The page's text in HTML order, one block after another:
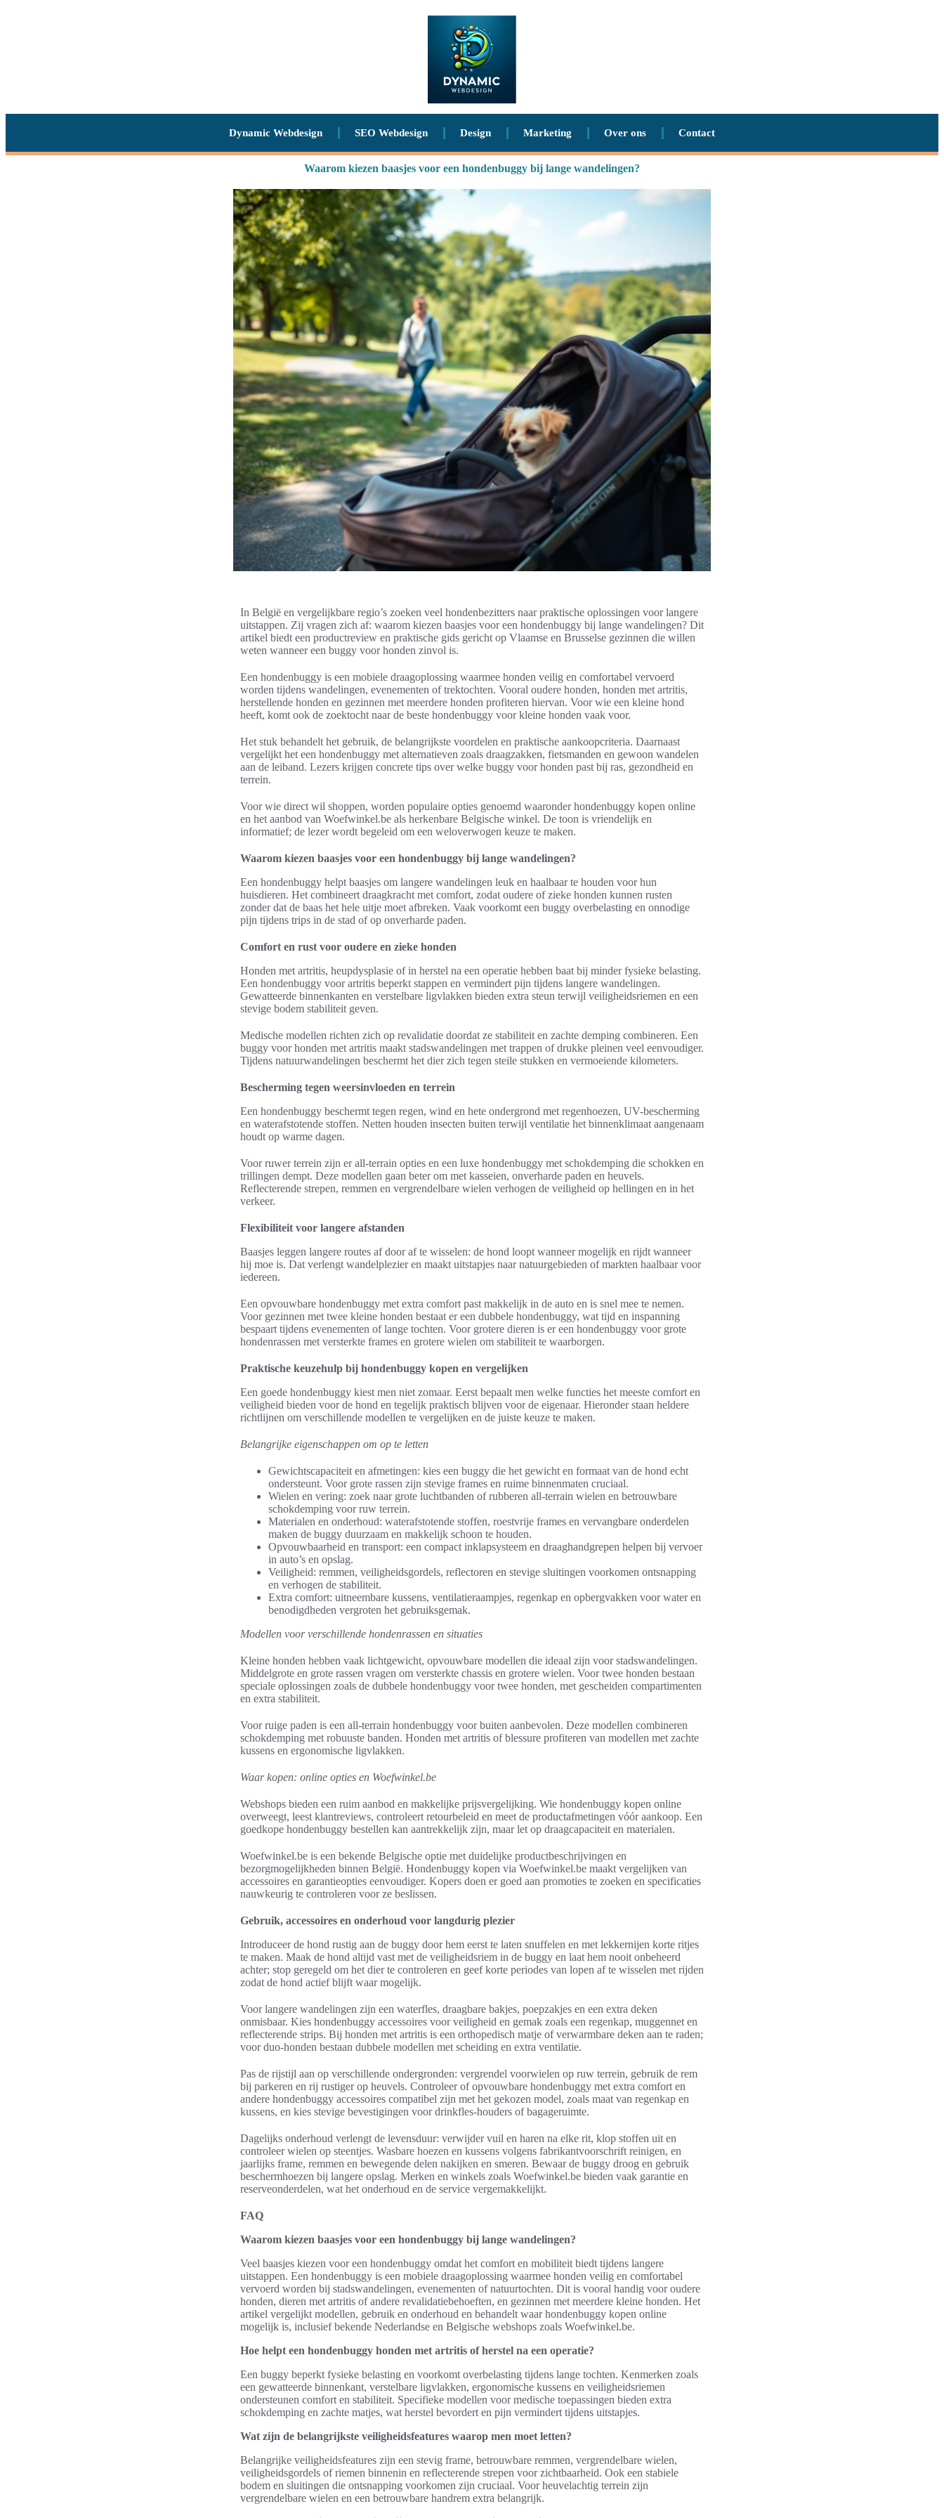
Dynamic Webdesign SEO Webdesign Design Marketing Over ons Contact
Waarom kiezen baasjes voor een hondenbuggy bij lange wandelingen?
In België en vergelijkbare regio’s zoeken veel hondenbezitters naar praktische oplossingen voor langere
uitstappen. Zij vragen zich af: waarom kiezen baasjes voor een hondenbuggy bij lange wandelingen? Dit
artikel biedt een productreview en praktische gids gericht op Vlaamse en Brusselse gezinnen die willen
weten wanneer een buggy voor honden zinvol is.
Een hondenbuggy is een mobiele draagoplossing waarmee honden veilig en comfortabel vervoerd
worden tijdens wandelingen, evenementen of trektochten. Vooral oudere honden, honden met artritis,
herstellende honden en gezinnen met meerdere honden profiteren hiervan. Voor wie een kleine hond
heeft, komt ook de zoektocht naar de beste hondenbuggy voor kleine honden vaak voor.
Het stuk behandelt het gebruik, de belangrijkste voordelen en praktische aankoopcriteria. Daarnaast
vergelijkt het een hondenbuggy met alternatieven zoals draagzakken, fietsmanden en gewoon wandelen
aan de leiband. Lezers krijgen concrete tips over welke buggy voor honden past bij ras, gezondheid en
terrein.
Voor wie direct wil shoppen, worden populaire opties genoemd waaronder hondenbuggy kopen online
en het aanbod van Woefwinkel.be als herkenbare Belgische winkel. De toon is vriendelijk en
informatief; de lezer wordt begeleid om een weloverwogen keuze te maken.
Waarom kiezen baasjes voor een hondenbuggy bij lange wandelingen?
Een hondenbuggy helpt baasjes om langere wandelingen leuk en haalbaar te houden voor hun
huisdieren. Het combineert draagkracht met comfort, zodat oudere of zieke honden kunnen rusten
zonder dat de baas het hele uitje moet afbreken. Vaak voorkomt een buggy overbelasting en onnodige
pijn tijdens trips in de stad of op onverharde paden.
Comfort en rust voor oudere en zieke honden
Honden met artritis, heupdysplasie of in herstel na een operatie hebben baat bij minder fysieke belasting.
Een hondenbuggy voor artritis beperkt stappen en vermindert pijn tijdens langere wandelingen.
Gewatteerde binnenkanten en verstelbare ligvlakken bieden extra steun terwijl veiligheidsriemen en een
stevige bodem stabiliteit geven.
Medische modellen richten zich op revalidatie doordat ze stabiliteit en zachte demping combineren. Een
buggy voor honden met artritis maakt stadswandelingen met trappen of drukke pleinen veel eenvoudiger.
Tijdens natuurwandelingen beschermt het dier zich tegen steile stukken en vermoeiende kilometers.
Bescherming tegen weersinvloeden en terrein
Een hondenbuggy beschermt tegen regen, wind en hete ondergrond met regenhoezen, UV-bescherming
en waterafstotende stoffen. Netten houden insecten buiten terwijl ventilatie het binnenklimaat aangenaam
houdt op warme dagen.
Voor ruwer terrein zijn er all-terrain opties en een luxe hondenbuggy met schokdemping die schokken en
trillingen dempt. Deze modellen gaan beter om met kasseien, onverharde paden en heuvels.
Reflecterende strepen, remmen en vergrendelbare wielen verhogen de veiligheid op hellingen en in het
verkeer.
Flexibiliteit voor langere afstanden
Baasjes leggen langere routes af door af te wisselen: de hond loopt wanneer mogelijk en rijdt wanneer
hij moe is. Dat verlengt wandelplezier en maakt uitstapjes naar natuurgebieden of markten haalbaar voor
iedereen.
Een opvouwbare hondenbuggy met extra comfort past makkelijk in de auto en is snel mee te nemen.
Voor gezinnen met twee kleine honden bestaat er een dubbele hondenbuggy, wat tijd en inspanning
bespaart tijdens evenementen of lange tochten. Voor grotere dieren is er een hondenbuggy voor grote
hondenrassen met versterkte frames en grotere wielen om stabiliteit te waarborgen.
Praktische keuzehulp bij hondenbuggy kopen en vergelijken
Een goede hondenbuggy kiest men niet zomaar. Eerst bepaalt men welke functies het meeste comfort en
veiligheid bieden voor de hond en tegelijk praktisch blijven voor de eigenaar. Hieronder staan heldere
richtlijnen om verschillende modellen te vergelijken en de juiste keuze te maken.
Belangrijke eigenschappen om op te letten
Gewichtscapaciteit en afmetingen: kies een buggy die het gewicht en formaat van de hond echt
ondersteunt. Voor grote rassen zijn stevige frames en ruime binnenmaten cruciaal.
Wielen en vering: zoek naar grote luchtbanden of rubberen all-terrain wielen en betrouwbare
schokdemping voor ruw terrein.
Materialen en onderhoud: waterafstotende stoffen, roestvrije frames en vervangbare onderdelen
maken de buggy duurzaam en makkelijk schoon te houden.
Opvouwbaarheid en transport: een compact inklapsysteem en draaghandgrepen helpen bij vervoer
in auto’s en opslag.
Veiligheid: remmen, veiligheidsgordels, reflectoren en stevige sluitingen voorkomen ontsnapping
en verhogen de stabiliteit.
Extra comfort: uitneembare kussens, ventilatieraampjes, regenkap en opbergvakken voor water en
benodigdheden vergroten het gebruiksgemak.
Modellen voor verschillende hondenrassen en situaties
Kleine honden hebben vaak lichtgewicht, opvouwbare modellen die ideaal zijn voor stadswandelingen.
Middelgrote en grote rassen vragen om versterkte chassis en grotere wielen. Voor twee honden bestaan
speciale oplossingen zoals de dubbele hondenbuggy voor twee honden, met gescheiden compartimenten
en extra stabiliteit.
Voor ruige paden is een all-terrain hondenbuggy voor buiten aanbevolen. Deze modellen combineren
schokdemping met robuuste banden. Honden met artritis of blessure profiteren van modellen met zachte
kussens en ergonomische ligvlakken.
Waar kopen: online opties en Woefwinkel.be
Webshops bieden een ruim aanbod en makkelijke prijsvergelijking. Wie hondenbuggy kopen online
overweegt, leest klantreviews, controleert retourbeleid en meet de productafmetingen vóór aankoop. Een
goedkope hondenbuggy bestellen kan aantrekkelijk zijn, maar let op draagcapaciteit en materialen.
Woefwinkel.be is een bekende Belgische optie met duidelijke productbeschrijvingen en
bezorgmogelijkheden binnen België. Hondenbuggy kopen via Woefwinkel.be maakt vergelijken van
accessoires en garantieopties eenvoudiger. Kopers doen er goed aan promoties te zoeken en specificaties
nauwkeurig te controleren voor ze beslissen.
Gebruik, accessoires en onderhoud voor langdurig plezier
Introduceer de hond rustig aan de buggy door hem eerst te laten snuffelen en met lekkernijen korte ritjes
te maken. Maak de hond altijd vast met de veiligheidsriem in de buggy en laat hem nooit onbeheerd
achter; stop geregeld om het dier te controleren en geef korte periodes van lopen af te wisselen met rijden
zodat de hond actief blijft waar mogelijk.
Voor langere wandelingen zijn een waterfles, draagbare bakjes, poepzakjes en een extra deken
onmisbaar. Kies hondenbuggy accessoires voor veiligheid en gemak zoals een regenkap, muggennet en
reflecterende strips. Bij honden met artritis is een orthopedisch matje of verwarmbare deken aan te raden;
voor duo-honden bestaan dubbele modellen met scheiding en extra ventilatie.
Pas de rijstijl aan op verschillende ondergronden: vergrendel voorwielen op ruw terrein, gebruik de rem
bij parkeren en rij rustiger op heuvels. Controleer of opvouwbare hondenbuggy met extra comfort en
andere hondenbuggy accessoires compatibel zijn met het gekozen model, zoals maat van regenkap en
kussens, en kies stevige bevestigingen voor drinkfles-houders of bagageruimte.
Dagelijks onderhoud verlengt de levensduur: verwijder vuil en haren na elke rit, klop stoffen uit en
controleer wielen op steentjes. Wasbare hoezen en kussens volgens fabrikantvoorschrift reinigen, en
jaarlijks frame, remmen en bewegende delen nakijken en smeren. Bewaar de buggy droog en gebruik
beschermhoezen bij langere opslag. Merken en winkels zoals Woefwinkel.be bieden vaak garantie en
reserveonderdelen, wat het onderhoud en de service vergemakkelijkt.
FAQ
Waarom kiezen baasjes voor een hondenbuggy bij lange wandelingen?
Veel baasjes kiezen voor een hondenbuggy omdat het comfort en mobiliteit biedt tijdens langere
uitstappen. Een hondenbuggy is een mobiele draagoplossing waarmee honden veilig en comfortabel
vervoerd worden bij stadswandelingen, evenementen of natuurtochten. Dit is vooral handig voor oudere
honden, dieren met artritis of andere revalidatiebehoeften, en gezinnen met meerdere kleine honden. Het
artikel vergelijkt modellen, gebruik en onderhoud en behandelt waar hondenbuggy kopen online
mogelijk is, inclusief bekende Nederlandse en Belgische webshops zoals Woefwinkel.be.
Hoe helpt een hondenbuggy honden met artritis of herstel na een operatie?
Een buggy beperkt fysieke belasting en voorkomt overbelasting tijdens lange tochten. Kenmerken zoals
een gewatteerde binnenkant, verstelbare ligvlakken, ergonomische kussens en veiligheidsriemen
ondersteunen comfort en stabiliteit. Specifieke modellen voor medische toepassingen bieden extra
schokdemping en zachte matjes, wat herstel bevordert en pijn vermindert tijdens uitstapjes.
Wat zijn de belangrijkste veiligheidsfeatures waarop men moet letten?
Belangrijke veiligheidsfeatures zijn een stevig frame, betrouwbare remmen, vergrendelbare wielen,
veiligheidsgordels of riemen binnenin en reflecterende strepen voor zichtbaarheid. Ook een stabiele
bodem en sluitingen die ontsnapping voorkomen zijn cruciaal. Voor heuvelachtig terrein zijn
vergrendelbare wielen en een betrouwbare handrem extra belangrijk.